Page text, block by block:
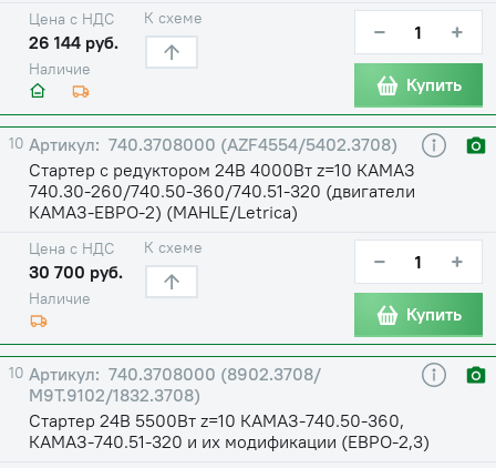
Наличие
Цена с НДС
26 144 руб.
К схеме − +
Купить
10
740.3708000 (AZF4554/5402.3708)
Стартер с редуктором 24В 4000Вт z=10 КАМАЗ
740.30-260/740.50-360/740.51-320 (двигатели
КАМАЗ-ЕВРО-2) (MAHLE/Letrica)
Наличие
Цена с НДС
30 700 руб.
К схеме − +
Купить
10
740.3708000 (8902.3708/
М9Т.9102/1832.3708)
Стартер 24В 5500Вт z=10 КАМАЗ-740.50-360,
КАМАЗ-740.51-320 и их модификации (ЕВРО-2,3)